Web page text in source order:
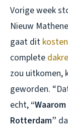
Vorige week
Nieuw
gaat dit kosten
complete
zou uitkomen,
geworden.
echt,
Rotterdam”